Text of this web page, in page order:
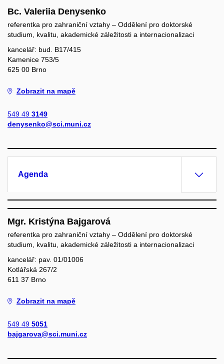
Bc. Valeriia Denysenko
referentka pro zahraniční vztahy – Oddělení pro doktorské
studium, kvalitu, akademické záležitosti a internacionalizaci
kancelář: bud. B17/415
Kamenice 753/5
625 00 Brno
Zobrazit na mapě
549 49 3149
denysenko@sci.muni.cz
Agenda
Mgr. Kristýna Bajgarová
referentka pro zahraniční vztahy – Oddělení pro doktorské
studium, kvalitu, akademické záležitosti a internacionalizaci
kancelář: pav. 01/01006
Kotlářská 267/2
611 37 Brno
Zobrazit na mapě
549 49 5051
bajgarova@sci.muni.cz